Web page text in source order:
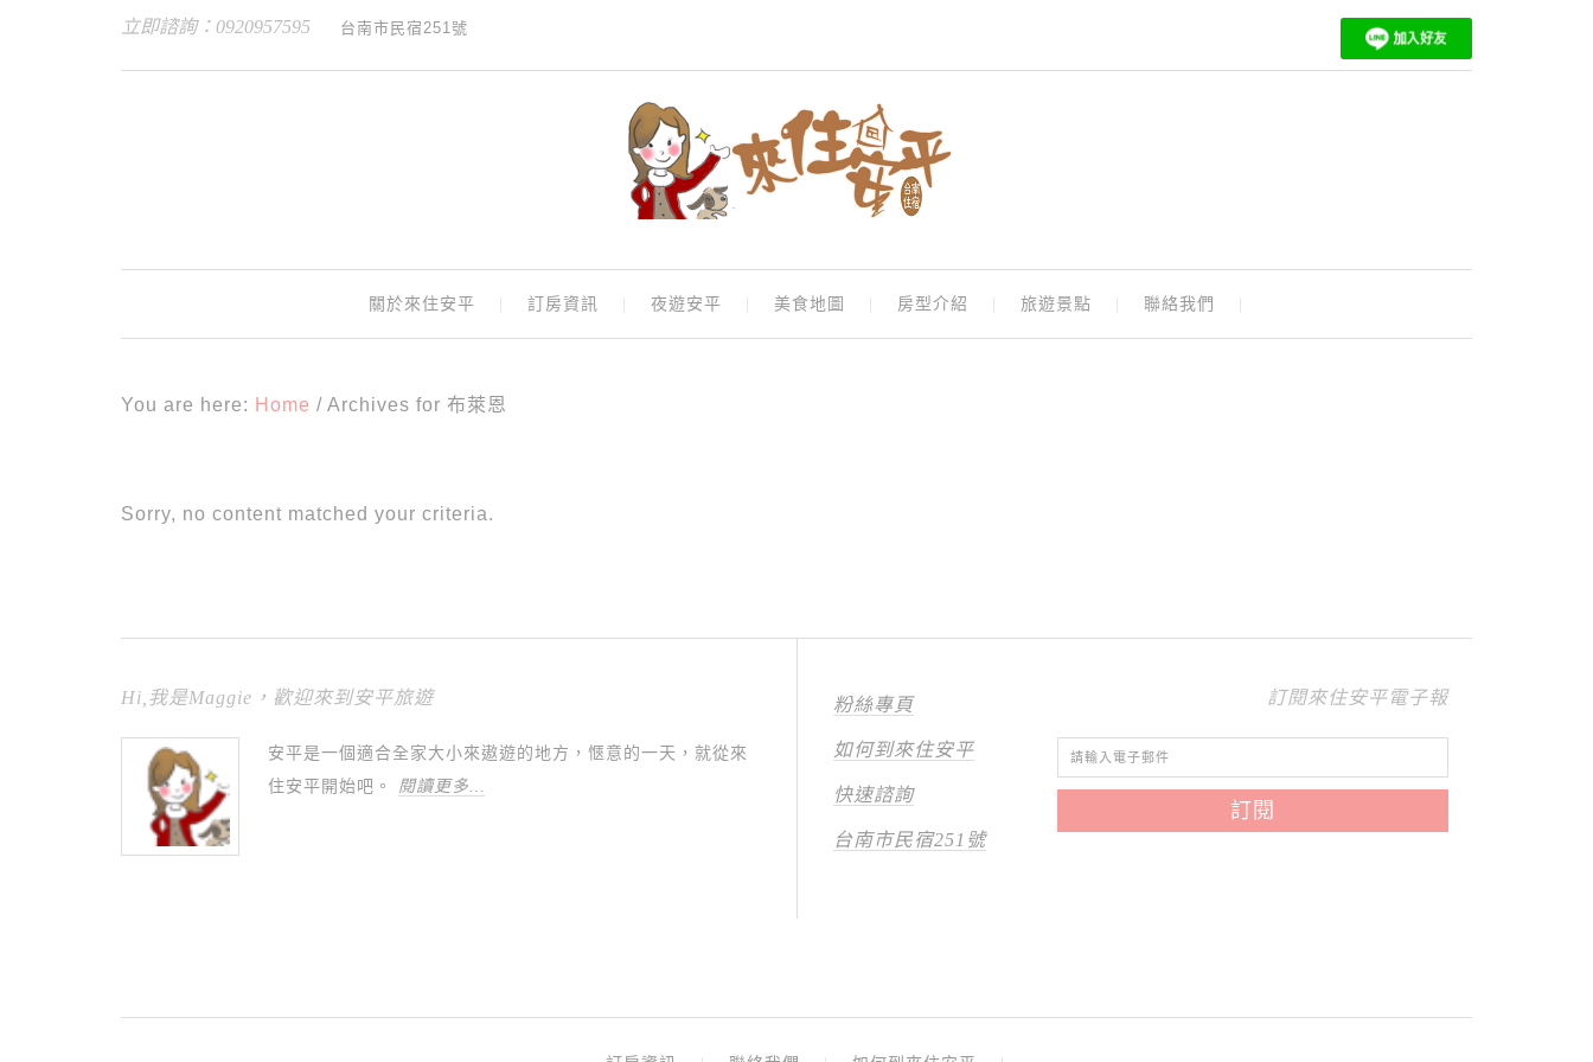
立即諮詢：0920957595 台南市民宿251號
關於來住安平 訂房資訊 夜遊安平 美食地圖 房型介紹 旅遊景點 聯絡我們
You are here: Home / Archives for 布萊恩
Sorry, no content matched your criteria.
Hi,我是Maggie，歡迎來到安平旅遊
安平是一個適合全家大小來遨遊的地方，愜意的一天，就從來
住安平開始吧。 閱讀更多…
粉絲專頁
如何到來住安平
快速諮詢
台南市民宿251號
訂閱來住安平電子報